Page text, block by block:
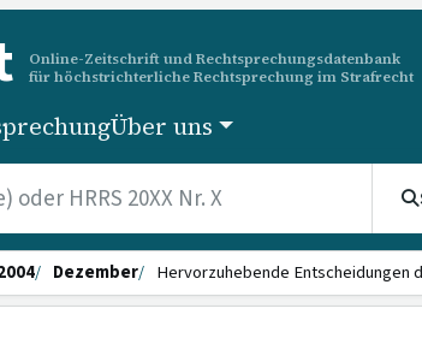
Online-Zeitschrift und Rechtsprechungsdatenbank
für höchstrichterliche Rechtsprechung im Strafrecht
Über uns
Dezember Hervorzuhebende Entscheidungen